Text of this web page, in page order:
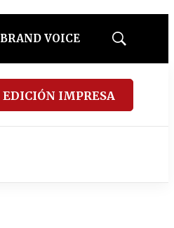
BRAND VOICE
Mostrar
EDICIÓN IMPRESA